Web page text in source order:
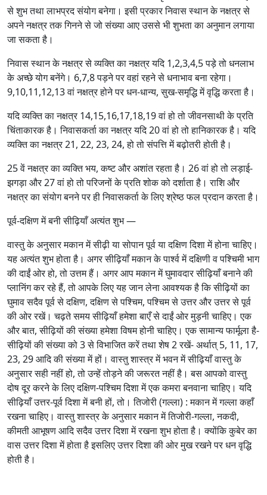
से शुभ तथा लाभप्रद संयोग बनेगा। इसी प्रकार निवास स्थान के नक्षत्र से
अपने नक्षत्र तक गिनने से जो संख्या आए उससे भी शुभता का अनुमान लगाया
जा सकता है।
निवास स्थान के नक्षत्र से व्यक्ति का नक्षत्र यदि 1,2,3,4,5 पड़े तो धनलाभ
के अच्छे योग बनेंगे। 6,7,8 पड़ने पर वहां रहने से धनाभाव बना रहेगा।
9,10,11,12,13 वां नक्षत्र होने पर धन-धान्य, सुख-समृद्धि में वृद्धि करता है।
यदि व्यक्ति का नक्षत्र 14,15,16,17,18,19 वां हो तो जीवनसाथी के प्रति
चिंताकारक है। निवासकर्ता का नक्षत्र यदि 20 वां हो तो हानिकारक है। यदि
व्यक्ति का नक्षत्र 21, 22, 23, 24, हो तो संपत्ति में बढ़ोतरी होती है।
25 वें नक्षत्र का व्यक्ति भय, कष्ट और अशांत रहता है। 26 वां हो तो लड़ाई-
झगड़ा और 27 वां हो तो परिजनों के प्रति शोक को दर्शाता है। राशि और
नक्षत्र का संयोग बनने पर ही निवासकर्ता के लिए श्रेष्ठ फल प्रदान करता है।
पूर्व-दक्षिण में बनी सीढ़ियाँ अत्यंत शुभ —
वास्तु के अनुसार मकान में सीढ़ी या सोपान पूर्व या दक्षिण दिशा में होना चाहिए।
यह अत्यंत शुभ होता है। अगर सीढ़ियाँ मकान के पार्श्व में दक्षिणी व पश्चिमी भाग
की दाईं ओर हो, तो उत्तम हैं। अगर आप मकान में घुमावदार सीढ़ियाँ बनाने की
प्लानिंग कर रहे हैं, तो आपके लिए यह जान लेना आवश्यक है कि सीढ़ियों का
घुमाव सदैव पूर्व से दक्षिण, दक्षिण से पश्चिम, पश्चिम से उत्तर और उत्तर से पूर्व
की ओर रखें। चढ़ते समय सीढ़ियाँ हमेशा बाएँ से दाईं ओर मुड़नी चाहिए। एक
और बात, सीढ़ियों की संख्या हमेशा विषम होनी चाहिए। एक सामान्य फार्मूला है-
सीढ़ियों की संख्या को 3 से विभाजित करें तथा शेष 2 रखें- अर्थात्‌ 5, 11, 17,
23, 29 आदि की संख्या में हों। वास्तु शास्त्र में भवन में सीढ़ियाँ वास्तु के
अनुसार सही नहीं हो, तो उन्हें तोड़ने की जरूरत नहीं है। बस आपको वास्तु
दोष दूर करने के लिए दक्षिण-पश्चिम दिशा में एक कमरा बनवाना चाहिए। यदि
सीढ़ियाँ उत्तर-पूर्व दिशा में बनी हों, तो। तिजोरी (गल्ला) : मकान में गल्ला कहाँ
रखना चाहिए। वास्तु शास्त्र के अनुसार मकान में तिजोरी-गल्ला, नकदी,
कीमती आभूषण आदि सदैव उत्तर दिशा में रखना शुभ होता है। क्योंकि कुबेर का
वास उत्तर दिशा में होता है इसलिए उत्तर दिशा की ओर मुख रखने पर धन वृद्धि
होती है।